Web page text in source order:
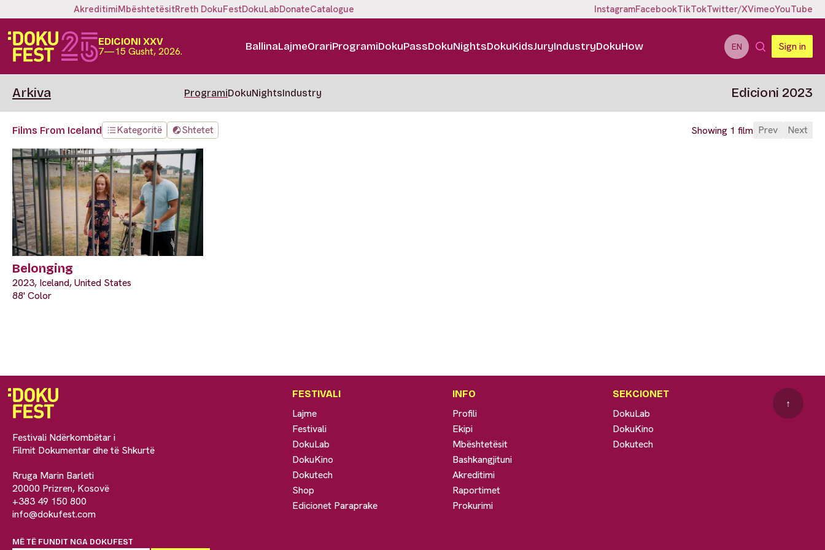
AkreditimiMbështetësitRreth DokuFestDokuLabDonateCatalogue InstagramFacebookTikTokTwitter/XVimeoYouTube
EDICIONI XXV
7—15 Gusht, 2026. BallinaLajmeOrariProgramiDokuPassDokuNightsDokuKidsJuryIndustryDokuHow EN Sign in
Arkiva ProgramiDokuNightsIndustry Edicioni 2023
Films From Iceland Kategoritë Shtetet Showing 1 film Prev Next
Belonging
2023, Iceland, United States
88' Color
Festivali Ndërkombëtar i
Filmit Dokumentar dhe të Shkurtë
Rruga Marin Barleti
20000 Prizren, Kosovë
+383 49 150 800
info@dokufest.com
MË TË FUNDIT NGA DOKUFEST
FESTIVALI
Lajme
Festivali
DokuLab
DokuKino
Dokutech
Shop
Edicionet Paraprake
INFO
Profili
Ekipi
Mbështetësit
Bashkangjituni
Akreditimi
Raportimet
Prokurimi
SEKCIONET
DokuLab
DokuKino
Dokutech
↑